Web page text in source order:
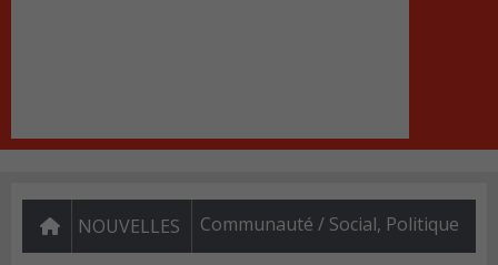
NOUVELLES Communauté / Social, Politique